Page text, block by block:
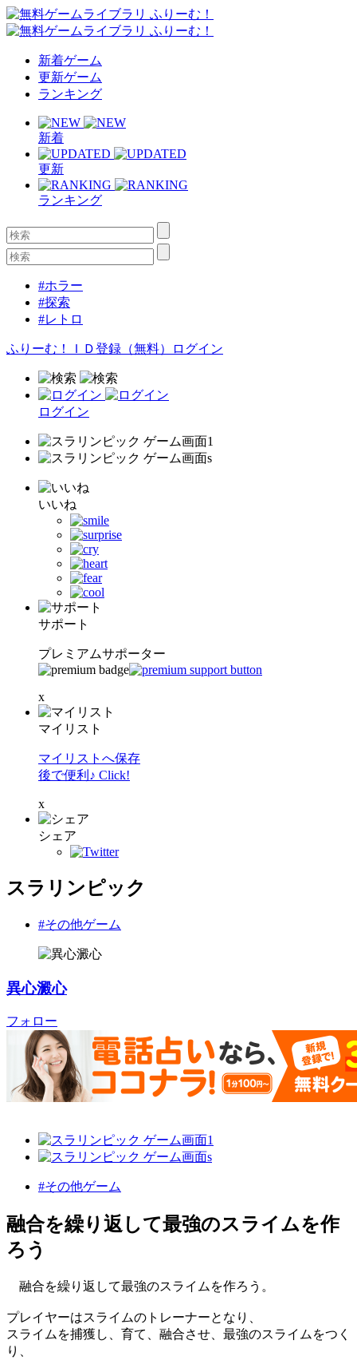
新着ゲーム
更新ゲーム
ランキング
新着
更新
ランキング
#ホラー
#探索
#レトロ
ふりーむ！ＩＤ登録（無料） ログイン
ログイン
いいね
サポート
プレミアムサポーター
x
マイリスト
マイリストへ保存
後で便利♪ Click!
x
シェア
スラリンピック
#その他ゲーム
異心澱心
フォロー
#その他ゲーム
融合を繰り返して最強のスライムを作
ろう
融合を繰り返して最強のスライムを作ろう。
プレイヤーはスライムのトレーナーとなり、
スライムを捕獲し、育て、融合させ、最強のスライムをつく
り、